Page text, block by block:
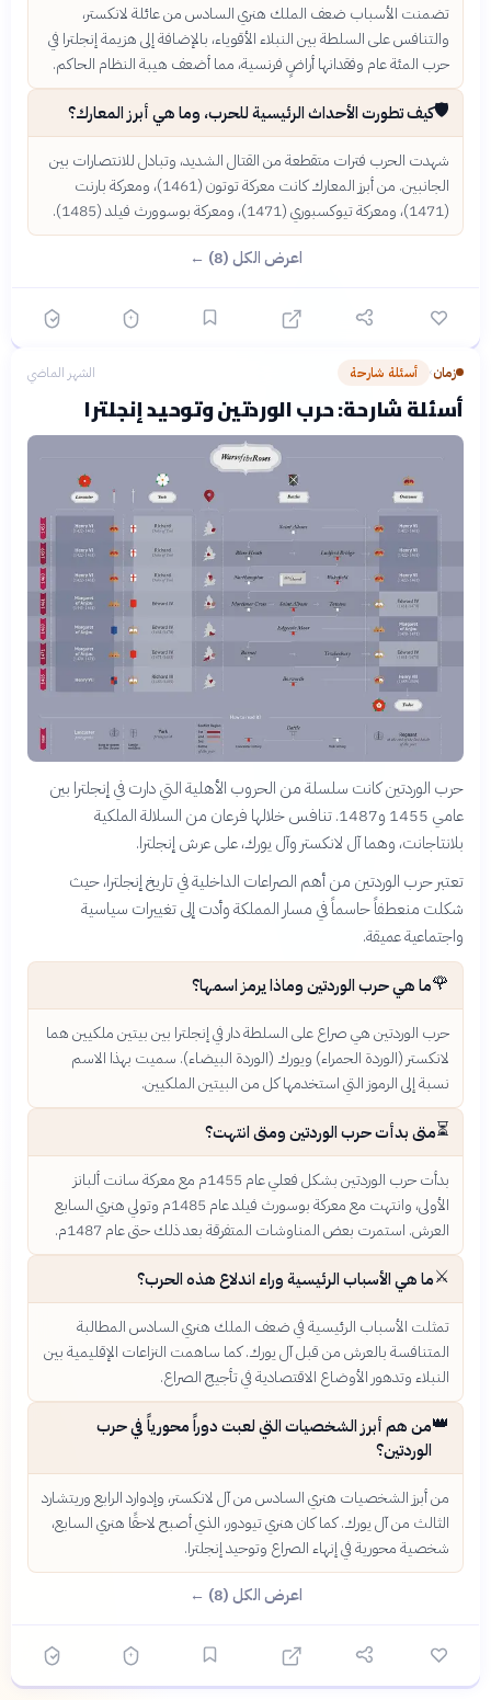
تضمنت الأسباب ضعف الملك هنري السادس من عائلة لانكستر،
والتنافس على السلطة بين النبلاء الأقوياء، بالإضافة إلى هزيمة إنجلترا في
حرب المئة عام وفقدانها أراضٍ فرنسية، مما أضعف هيبة النظام الحاكم.
🛡️كيف تطورت الأحداث الرئيسية للحرب، وما هي أبرز المعارك؟
شهدت الحرب فترات متقطعة من القتال الشديد، وتبادل للانتصارات بين
الجانبين. من أبرز المعارك كانت معركة توتون (1461)، ومعركة بارنت
(1471)، ومعركة تيوكسبوري (1471)، ومعركة بوسوورث فيلد (1485).
اعرض الكل (8) ←
زمان› أسئلة شارحة الشهر الماضي
أسئلة شارحة: حرب الوردتين وتوحيد إنجلترا
حرب الوردتين كانت سلسلة من الحروب الأهلية التي دارت في إنجلترا بين
عامي 1455 و1487. تنافس خلالها فرعان من السلالة الملكية
بلانتاجانت، وهما آل لانكستر وآل يورك، على عرش إنجلترا.
تعتبر حرب الوردتين من أهم الصراعات الداخلية في تاريخ إنجلترا، حيث
شكلت منعطفاً حاسماً في مسار المملكة وأدت إلى تغييرات سياسية
واجتماعية عميقة.
🌹ما هي حرب الوردتين وماذا يرمز اسمها؟
حرب الوردتين هي صراع على السلطة دار في إنجلترا بين بيتين ملكيين هما
لانكستر (الوردة الحمراء) ويورك (الوردة البيضاء). سميت بهذا الاسم
نسبة إلى الرموز التي استخدمها كل من البيتين الملكيين.
⏳متى بدأت حرب الوردتين ومتى انتهت؟
بدأت حرب الوردتين بشكل فعلي عام 1455م مع معركة سانت ألبانز
الأولى، وانتهت مع معركة بوسورث فيلد عام 1485م وتولي هنري السابع
العرش. استمرت بعض المناوشات المتفرقة بعد ذلك حتى عام 1487م.
⚔️ما هي الأسباب الرئيسية وراء اندلاع هذه الحرب؟
تمثلت الأسباب الرئيسية في ضعف الملك هنري السادس المطالبة
المتنافسة بالعرش من قبل آل يورك. كما ساهمت النزاعات الإقليمية بين
النبلاء وتدهور الأوضاع الاقتصادية في تأجيج الصراع.
👑من هم أبرز الشخصيات التي لعبت دوراً محورياً في حرب
الوردتين؟
من أبرز الشخصيات هنري السادس من آل لانكستر، وإدوارد الرابع وريتشارد
الثالث من آل يورك. كما كان هنري تيودور، الذي أصبح لاحقًا هنري السابع،
شخصية محورية في إنهاء الصراع وتوحيد إنجلترا.
اعرض الكل (8) ←